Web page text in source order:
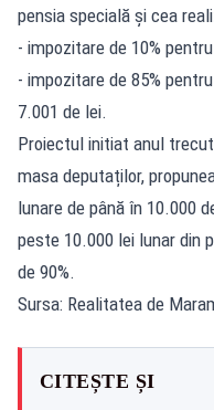
pensia specială și cea
- impozitare de 10%
- impozitare de 85%
7.001 de lei.
Proiectul initiat anul
masa deputaților,
lunare de până în 10.000
peste 10.000 lei lunar din
de 90%.
Sursa: Realitatea de
CITEȘTE ȘI